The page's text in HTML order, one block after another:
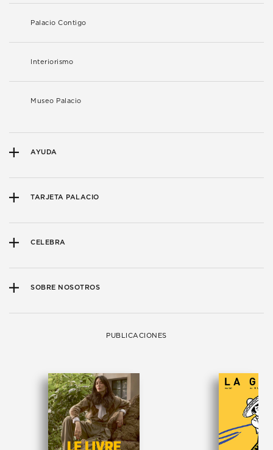
Palacio Contigo
Interiorismo
Museo Palacio
AYUDA
TARJETA PALACIO
CELEBRA
SOBRE NOSOTROS
PUBLICACIONES